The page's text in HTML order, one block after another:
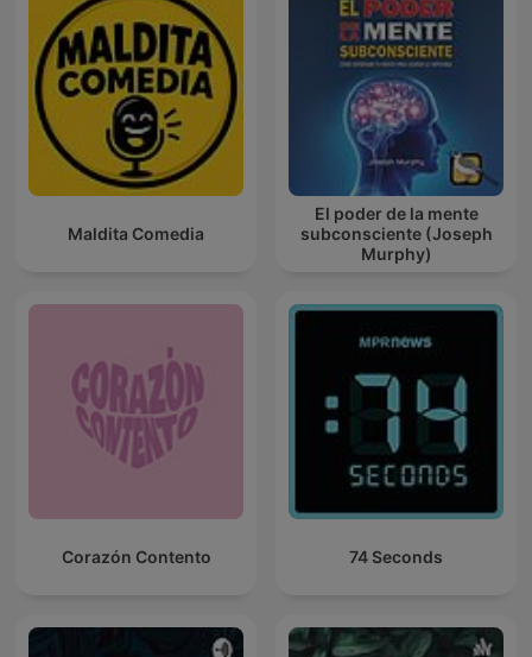
Maldita Comedia
El poder de la mente
subconsciente (Joseph
Murphy)
Corazón Contento 74 Seconds